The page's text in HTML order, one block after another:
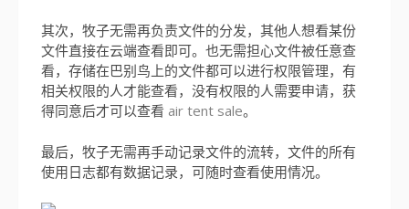
其次，牧子无需再负责文件的分发，其他人想看某份
文件直接在云端查看即可。也无需担心文件被任意查
看，存储在巴别鸟上的文件都可以进行权限管理，有
相关权限的人才能查看，没有权限的人需要申请，获
得同意后才可以查看 air tent sale。
最后，牧子无需再手动记录文件的流转，文件的所有
使用日志都有数据记录，可随时查看使用情况。